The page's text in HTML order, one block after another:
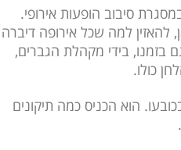
אביו בוותיקאן, במסגרת סיבוב הופעות אירופי.
להאזין למה שכל אירופה דיברה
בזמנו, בידי מקהלת הגברים,
כולו.
הוא הכניס כמה תיקונים